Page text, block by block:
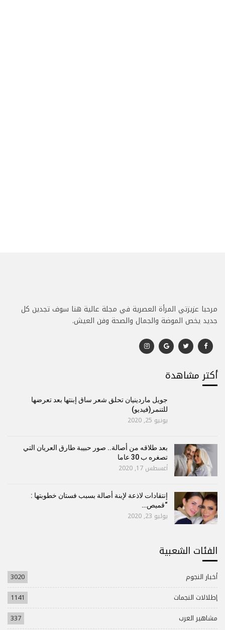
مرحبا عزيزتي المرأة العصرية في مجلة عالية هنا سوف تجدين كل
جديد يخص الموضة والجمال والصحة وفن العيش.
أكتر مشاهدة
جويل ماردينيان تحلق شعر ساق إبنتها بعد تعرضها
للتنمر(فيديو)
يونيو 25, 2020
بعد طلاقه من أصالة.. صور حبيبة طارق العريان التي
تصغره ب 30 عاما
أغسطس 17, 2020
إنتقادات لاذعة لإبنة أصالة بسبب فستان خطوبتها :
“قميص…
يوليو 23, 2020
الفئات الشعبية
أخبار النجوم
3020
إطلالات النجمات
1141
مشاهير العرب
337